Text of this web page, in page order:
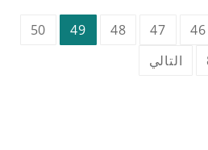
46
47
48
49
50
التالي